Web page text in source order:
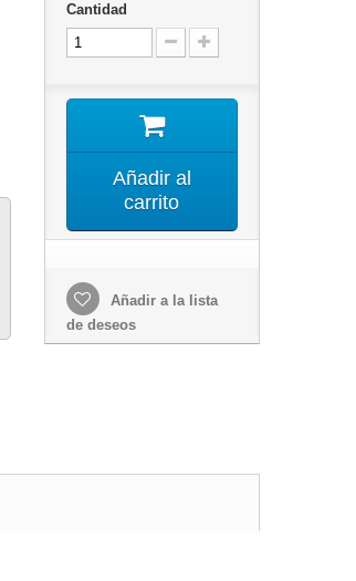
Cantidad
Añadir al
carrito
Añadir a la lista
de deseos